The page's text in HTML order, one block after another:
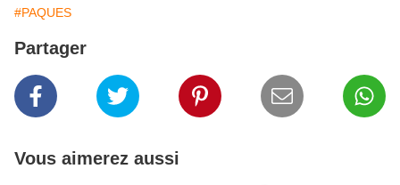
#PAQUES
Partager
Vous aimerez aussi